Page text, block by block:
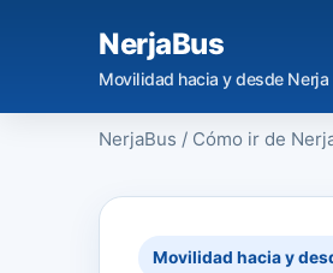
NerjaBus
Movilidad hacia y desde Nerja
NerjaBus / Cómo ir de
Movilidad hacia y